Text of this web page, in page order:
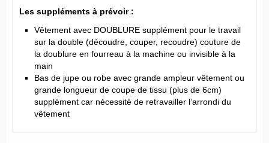
Les suppléments à prévoir :
Vêtement avec DOUBLURE supplément pour le travail
sur la double (découdre, couper, recoudre) couture de
la doublure en fourreau à la machine ou invisible à la
main
Bas de jupe ou robe avec grande ampleur vêtement ou
grande longueur de coupe de tissu (plus de 6cm)
supplément car nécessité de retravailler l’arrondi du
vêtement